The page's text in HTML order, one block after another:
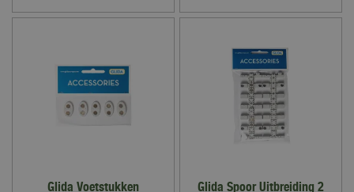
Glida Voetstukken
Glida Spoor Uitbreiding 2